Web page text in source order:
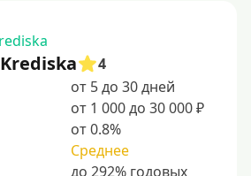
Krediska
4
от 5 до 30 дней
от 1 000 до 30 000 ₽
от 0.8%
Среднее